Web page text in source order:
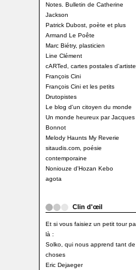
Notes. Bulletin de Catherine
Jackson
Patrick Dubost, poète et plus
Armand Le Poête
Marc Biétry, plasticien
Line Clément
cARTed, cartes postales
François Cini
François Cini et les petits
Drutopistes
Le blog d'un citoyen du monde
Un monde heureux par Jacques
Bonnot
Melody Haunts My Reverie
sitaudis.com, poésie
contemporaine
Noniouze d'Hozan Kebo
agota
Clin d'œil
Et si vous faisiez un petit tour
là :
Solko, qui nous apprend tant de
choses
Eric Dejaeger